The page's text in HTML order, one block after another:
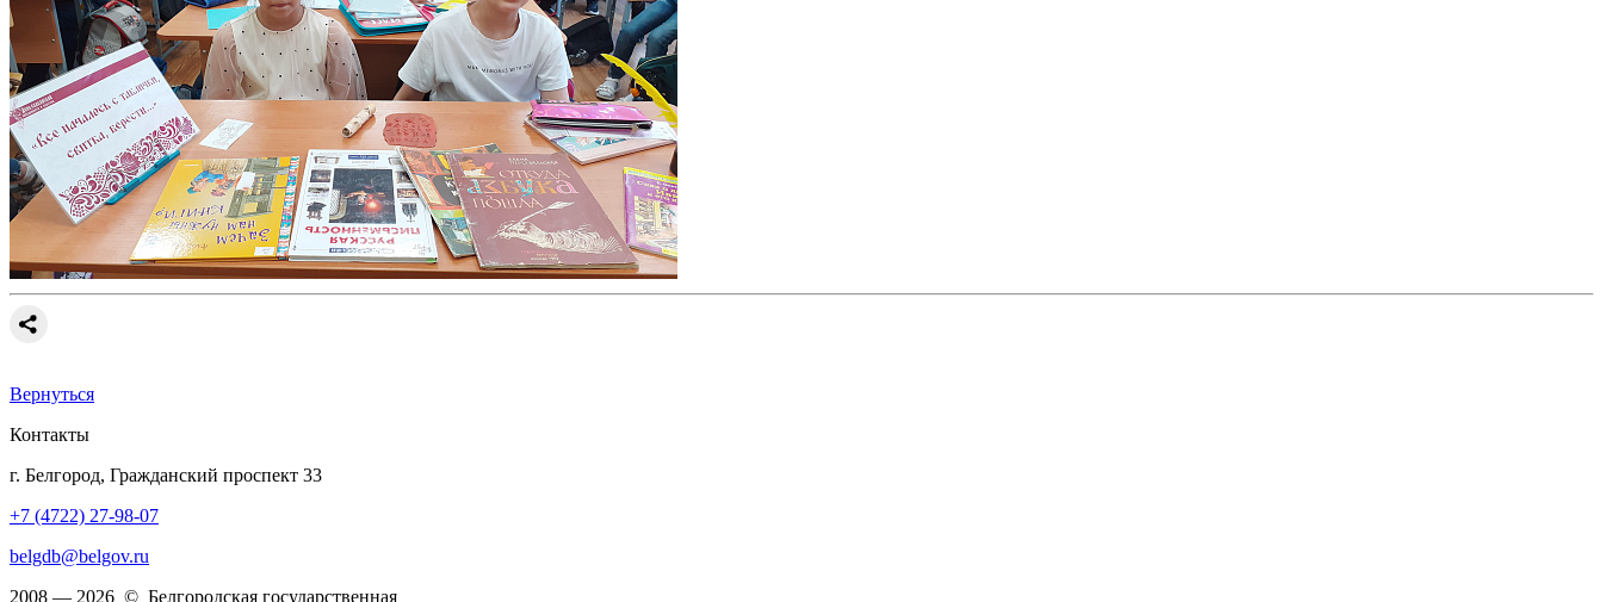
Вернуться
Контакты
г. Белгород, Гражданский проспект 33
+7 (4722) 27-98-07
belgdb@belgov.ru
2008 — 2026 © Белгородская государственная